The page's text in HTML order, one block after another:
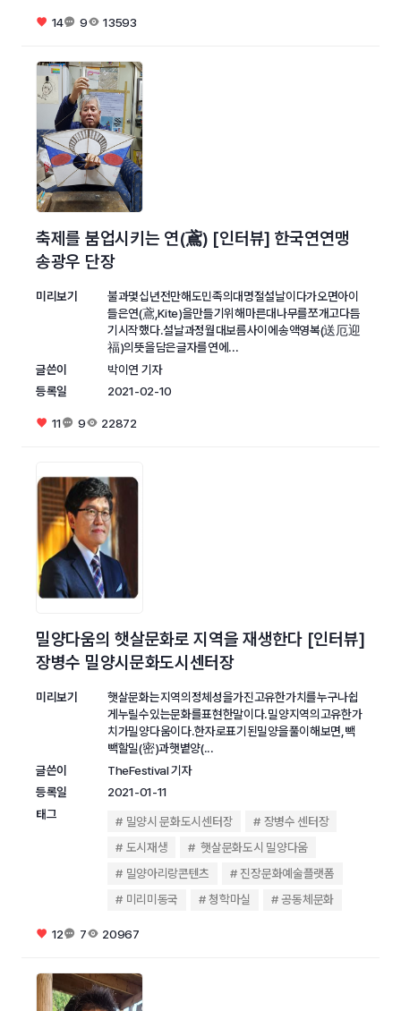
14 9 13593
축제를 붐업시키는 연(鳶) [인터뷰] 한국연연맹
송광우 단장
미리보기
불과몇십년전만해도민족의대명절설날이다가오면아이
들은연(鳶,Kite)을만들기위해마른대나무를쪼개고다듬
기시작했다.설날과정월대보름사이에송액영복(送厄迎
福)의뜻을담은글자를연에...
글쓴이
박이연 기자
등록일
2021-02-10
11 9 22872
밀양다움의 햇살문화로 지역을 재생한다 [인터뷰]
장병수 밀양시문화도시센터장
미리보기
햇살문화는지역의정체성을가진고유한가치를누구나쉽
게누릴수있는문화를표현한말이다.밀양지역의고유한가
치가밀양다움이다.한자로표기된밀양을풀이해보면,빽
빽할밀(密)과햇볕양(...
글쓴이
TheFestival 기자
등록일
2021-01-11
태그
밀양시 문화도시센터장
장병수 센터장
도시재생
햇살문화도시 밀양다움
밀양아리랑콘텐츠
진장문화예술플랫폼
미리미동국
청학마실 공동체문화
12 7 20967